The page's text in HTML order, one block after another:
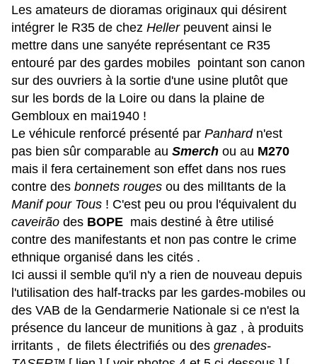
Les amateurs de dioramas originaux qui désirent
intégrer le R35 de chez Heller peuvent ainsi le
mettre dans une sanyéte représentant ce R35
entouré par des gardes mobiles pointant son canon
sur des ouvriers à la sortie d'une usine plutôt que
sur les bords de la Loire ou dans la plaine de
Gembloux en mai1940 !
Le véhicule renforcé présenté par Panhardn'est
pas bien sûr comparable au Smerch ou au M270
mais il fera certainement son effet dans nos rues
contre des bonnets rouges ou des milItants de la
Manif pour Tous ! C'est peu ou prou l'équivalent du
caveirão des BOPE mais destiné à être utilisé
contre des manifestants et non pas contre le crime
ethnique organisé dans les cités .
Ici aussi il semble qu'il n'y a rien de nouveau depuis
l'utilisation des half-tracks par les gardes-mobiles ou
des VAB de la Gendarmerie Nationale si ce n'est la
présence du lanceur de munitions à gaz , à produits
irritants , de filets électrifiés ou des grenades-